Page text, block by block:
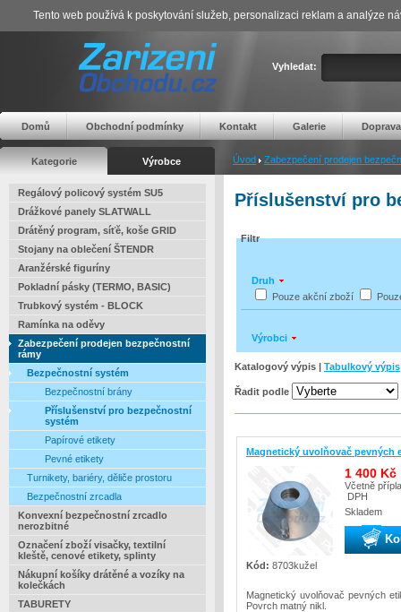
Vyhledat:
Domů Obchodní podmínky Kontakt Galerie Doprava
Kategorie Výrobce Úvod Zabezpečení prodejen
Regálový policový systém SU5
Drážkové panely SLATWALL
Drátěný program, síťě, koše GRID
Stojany na oblečení ŠTENDR
Aranžérské figuríny
Pokladní pásky (TERMO, BASIC)
Trubkový systém - BLOCK
Ramínka na oděvy
Zabezpečení prodejen bezpečnostní
rámy
Bezpečnostní systém
Bezpečnostní brány
Příslušenství pro bezpečnostní
systém
Papírové etikety
Pevné etikety
Turnikety, bariéry, děliče prostoru
Bezpečnostní zrcadla
Konvexní bezpečnostní zrcadlo
nerozbitné
Označení zboží visačky, textilní
kleště, cenové etikety, splinty
Nákupní košíky drátěné a vozíky na
kolečkách
TABURETY
Příslušenství pro
Filtr
Druh
Pouze akční zboží
Výrobci
Katalogový výpis | Tabulkový výpis
Řadit podle
Magnetický uvolňovač pevných
1 400 Kč
Včetně
DPH
Skladem
Kód: 8703kužel
Magnetický uvolňovač pevných
Povrch matný nikl.
Tento web používá k poskytování služeb, personalizaci reklam a analýze